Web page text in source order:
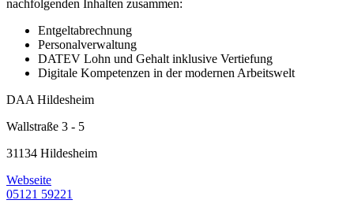
nachfolgenden Inhalten zusammen:
Entgeltabrechnung
Personalverwaltung
DATEV Lohn und Gehalt inklusive Vertiefung
Digitale Kompetenzen in der modernen Arbeitswelt
DAA Hildesheim
Wallstraße 3 - 5
31134 Hildesheim
Webseite
05121 59221